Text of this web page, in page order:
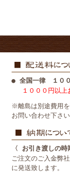
● 全国一律 １０
１０００円以上
※離島は別途費用を
お問い合わせ下さい
〈 お引き渡しの時
ご注文のご入金弊
に発送致します。